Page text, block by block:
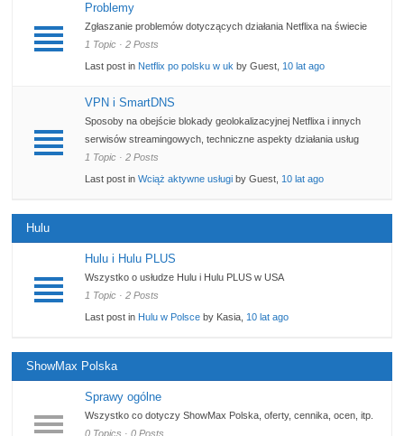
Problemy
Zgłaszanie problemów dotyczących działania Netflixa na świecie
1 Topic · 2 Posts
Last post in Netflix po polsku w uk by Guest, 10 lat ago
VPN i SmartDNS
Sposoby na obejście blokady geolokalizacyjnej Netflixa i innych
serwisów streamingowych, techniczne aspekty działania usług
1 Topic · 2 Posts
Last post inWciąż aktywne usługi by Guest, 10 lat ago
Hulu
Hulu i Hulu PLUS
Wszystko o usłudze Hulu i Hulu PLUS w USA
1 Topic · 2 Posts
Last post in Hulu w Polsce by Kasia, 10 lat ago
ShowMax Polska
Sprawy ogólne
Wszystko co dotyczy ShowMax Polska, oferty, cennika, ocen, itp.
0 Topics · 0 Posts